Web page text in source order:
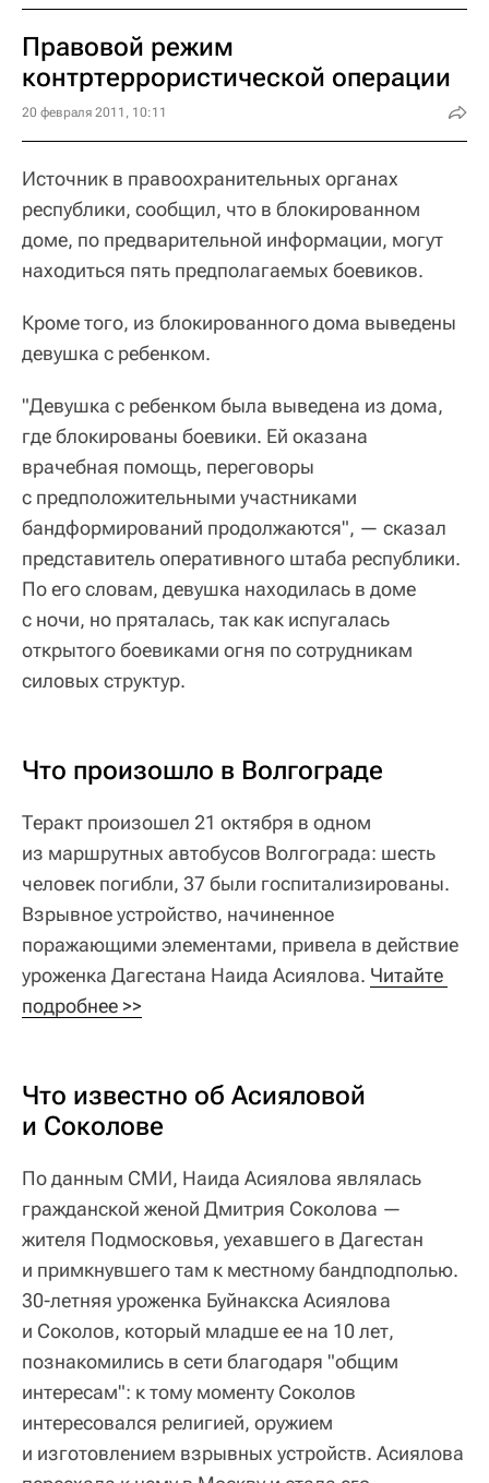
Правовой режим
контртеррористической операции
20 февраля 2011, 10:11
Источник в правоохранительных органах
республики, сообщил, что в блокированном
доме, по предварительной информации, могут
находиться пять предполагаемых боевиков.
Кроме того, из блокированного дома выведены
девушка с ребенком.
"Девушка с ребенком была выведена из дома,
где блокированы боевики. Ей оказана
врачебная помощь, переговоры
с предположительными участниками
бандформирований продолжаются", — сказал
представитель оперативного штаба республики.
По его словам, девушка находилась в доме
с ночи, но пряталась, так как испугалась
открытого боевиками огня по сотрудникам
силовых структур.
Что произошло в Волгограде
Теракт произошел 21 октября в одном
из маршрутных автобусов Волгограда: шесть
человек погибли, 37 были госпитализированы.
Взрывное устройство, начиненное
поражающими элементами, привела в действие
уроженка Дагестана Наида Асиялова. Читайте
подробнее >>
Что известно об Асияловой
и Соколове
По данным СМИ, Наида Асиялова являлась
гражданской женой Дмитрия Соколова —
жителя Подмосковья, уехавшего в Дагестан
и примкнувшего там к местному бандподполью.
30-летняя уроженка Буйнакска Асиялова
и Соколов, который младше ее на 10 лет,
познакомились в сети благодаря "общим
интересам": к тому моменту Соколов
интересовался религией, оружием
и изготовлением взрывных устройств. Асиялова